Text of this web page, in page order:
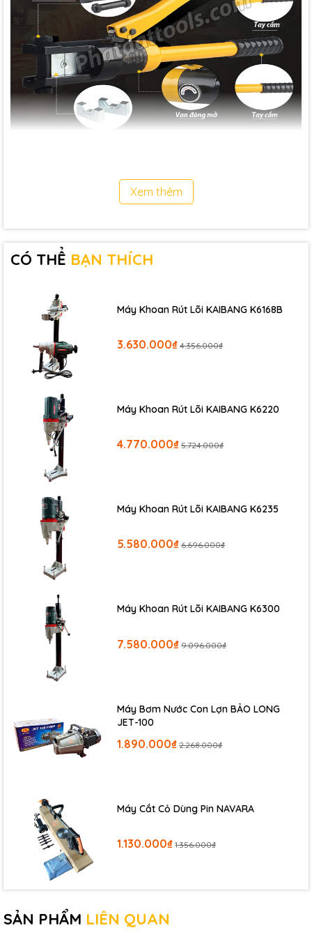
Ưu điểm của
-Nhỏ gọn,dễ cầm nắm,dễ thi công
-Hệ thống thủy lực được tích sẵn nên có thể sử dụng ngay mà
không phải mua thêm các phụ kiện hay bơm thủy lực khác.Có
thể thi công ở mọi điều kiện khắc nghiệt nhất.
-Độ bền cao,ít hỏng hóc,dễ sửa chữa.
Nhược điểm :
-Khả năng ép cos thích hợp với các hàm ép cỡ trung bình
(khoảng từ 4-400mm2)
Xem thêm
CÓ THỂ BẠN THÍCH
Máy Khoan Rút Lõi KAIBANG K6168B
3.630.000₫ 4.356.000₫
Máy Khoan Rút Lõi KAIBANG K6220
4.770.000₫ 5.724.000₫
Máy Khoan Rút Lõi KAIBANG K6235
5.580.000₫ 6.696.000₫
Máy Khoan Rút Lõi KAIBANG K6300
7.580.000₫ 9.096.000₫
Máy Bơm Nước Con Lợn BẢO LONG
JET-100
1.890.000₫ 2.268.000₫
Máy Cắt Cỏ Dùng Pin NAVARA
1.130.000₫ 1.356.000₫
SẢN PHẨM LIÊN QUAN